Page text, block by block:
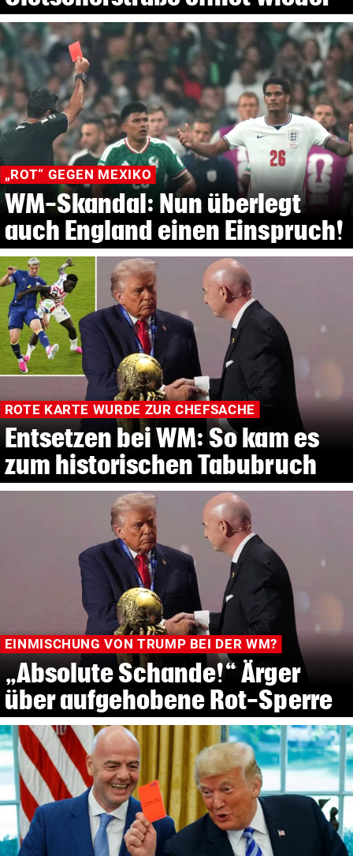
„ROT“ GEGEN MEXIKO
WM-Skandal: Nun überlegt
auch England einen Einspruch!
ROTE KARTE WURDE ZUR CHEFSACHE
Entsetzen bei WM: So kam es
zum historischen Tabubruch
EINMISCHUNG VON TRUMP BEI DER WM?
„Absolute Schande!“ Ärger
über aufgehobene Rot-Sperre